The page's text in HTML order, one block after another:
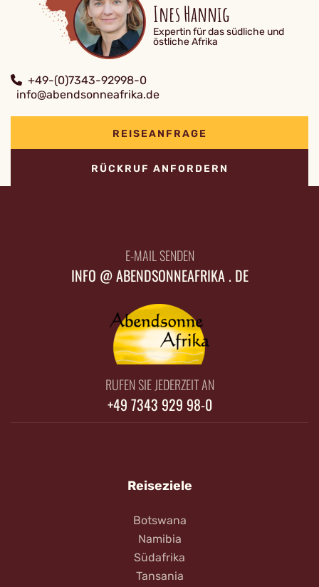
Ines Hannig
Expertin für das südliche und
östliche Afrika
+49-(0)7343-92998-0
info@abendsonneafrika.de
REISEANFRAGE
RÜCKRUF ANFORDERN
E-MAIL SENDEN
INFO @ ABENDSONNEAFRIKA . DE
RUFEN SIE JEDERZEIT AN
+49 7343 929 98-0
Reiseziele
Botswana
Namibia
Südafrika
Tansania